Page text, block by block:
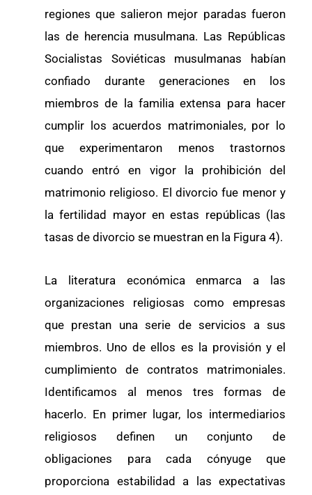
regiones que salieron mejor paradas fueron
las de herencia musulmana. Las Repúblicas
Socialistas Soviéticas musulmanas habían
confiado durante generaciones en los
miembros de la familia extensa para hacer
cumplir los acuerdos matrimoniales, por lo
que experimentaron menos trastornos
cuando entró en vigor la prohibición del
matrimonio religioso. El divorcio fue menor y
la fertilidad mayor en estas repúblicas (las
tasas de divorcio se muestran en la Figura 4).
La literatura económica enmarca a las
organizaciones religiosas como empresas
que prestan una serie de servicios a sus
miembros. Uno de ellos es la provisión y el
cumplimiento de contratos matrimoniales.
Identificamos al menos tres formas de
hacerlo. En primer lugar, los intermediarios
religiosos definen un conjunto de
obligaciones para cada cónyuge que
proporciona estabilidad a las expectativas